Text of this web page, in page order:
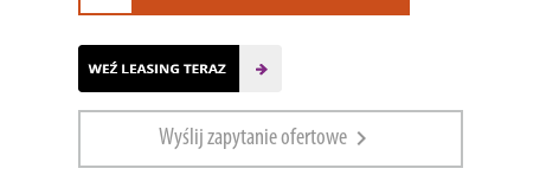
Wyślij zapytanie ofertowe chevron_right